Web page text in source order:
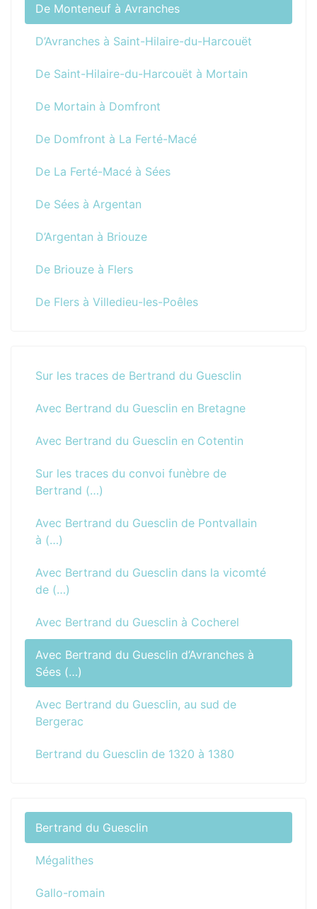
De Monteneuf à Avranches
D’Avranches à Saint-Hilaire-du-Harcouët
De Saint-Hilaire-du-Harcouët à Mortain
De Mortain à Domfront
De Domfront à La Ferté-Macé
De La Ferté-Macé à Sées
De Sées à Argentan
D’Argentan à Briouze
De Briouze à Flers
De Flers à Villedieu-les-Poêles
Sur les traces de Bertrand du Guesclin
Avec Bertrand du Guesclin en Bretagne
Avec Bertrand du Guesclin en Cotentin
Sur les traces du convoi funèbre de
Bertrand (…)
Avec Bertrand du Guesclin de Pontvallain
à (…)
Avec Bertrand du Guesclin dans la vicomté
de (…)
Avec Bertrand du Guesclin à Cocherel
Avec Bertrand du Guesclin d’Avranches à
Sées (…)
Avec Bertrand du Guesclin, au sud de
Bergerac
Bertrand du Guesclin de 1320 à 1380
Bertrand du Guesclin
Mégalithes
Gallo-romain